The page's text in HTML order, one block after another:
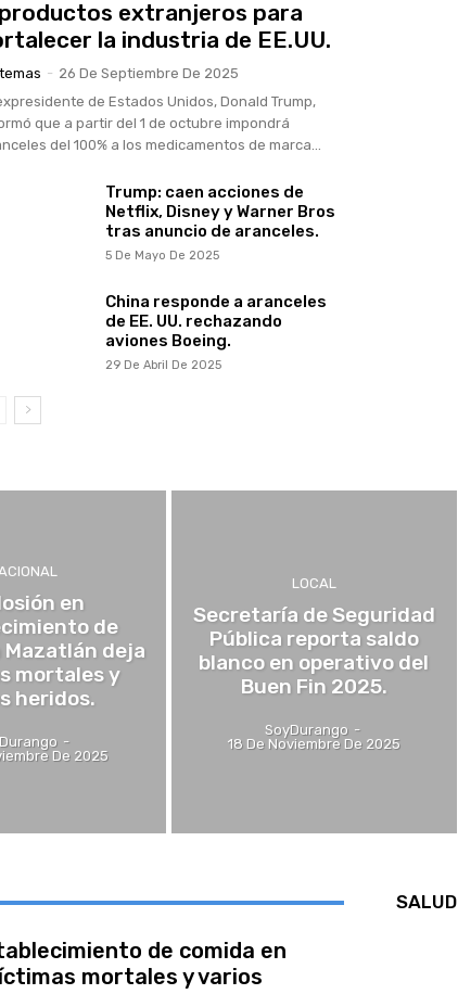
extranjeros para
la industria de EE.UU.
- 26 De Septiembre De 2025
de Estados Unidos, Donald Trump,
que a partir del 1 de octubre impondrá
del 100% a los medicamentos de marca...
Trump: caen acciones de
Netflix, Disney y Warner Bros
tras anuncio de aranceles.
5 De Mayo De 2025
China responde a aranceles
de EE. UU. rechazando
aviones Boeing.
29 De Abril De 2025
en
de
Mazatlán deja
mortales y
heridos.
-
De 2025
LOCAL
Secretaría de Seguridad
Pública reporta saldo
blanco en operativo del
Buen Fin 2025.
SoyDurango -
18 De Noviembre De 2025
de comida en
mortales y varios
SALUD